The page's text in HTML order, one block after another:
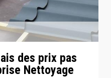
des prix pas
Nettoyage